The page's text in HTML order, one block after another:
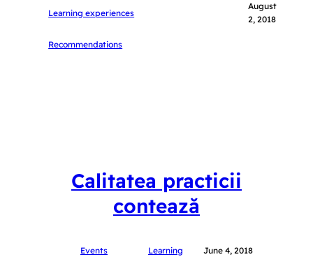
Learning experiences
Recommendations
August
2, 2018
Calitatea practicii
contează
Events Learning June 4, 2018